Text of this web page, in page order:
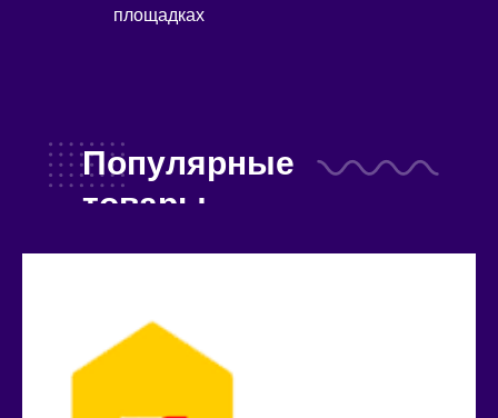
площадках
Популярные
товары